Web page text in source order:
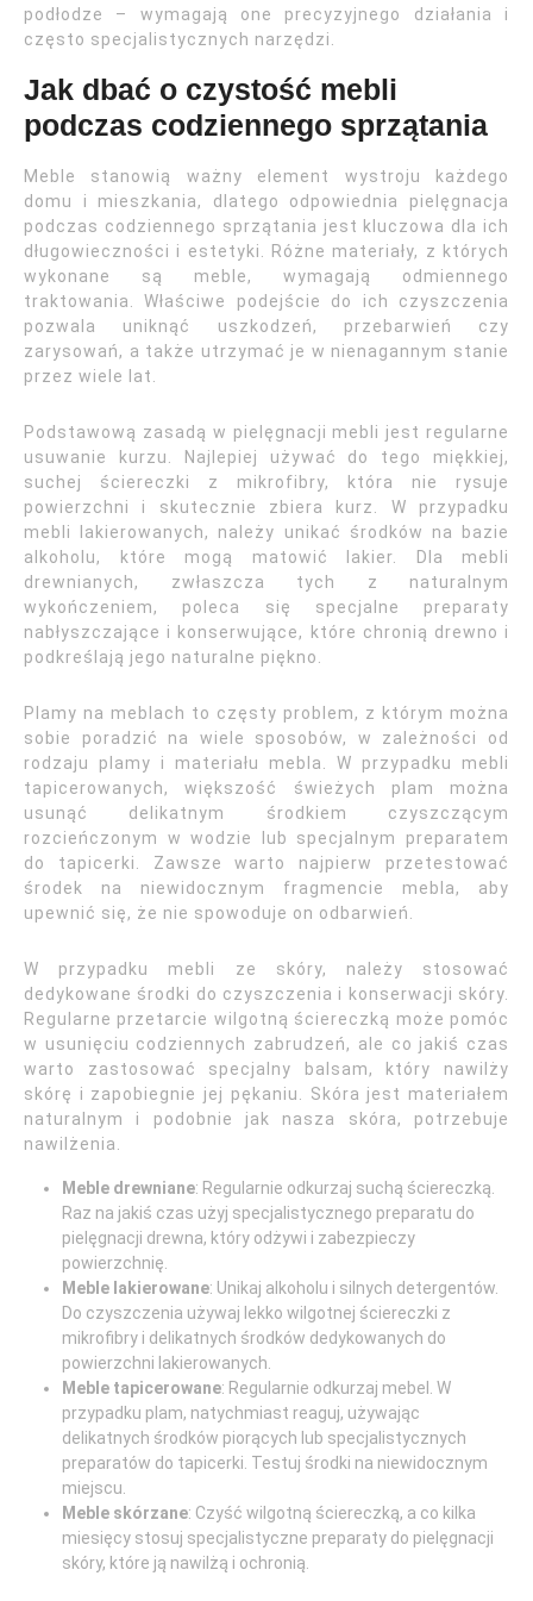
podłodze – wymagają one precyzyjnego działania i
często specjalistycznych narzędzi.
Jak dbać o czystość mebli
podczas codziennego sprzątania
Meble stanowią ważny element wystroju każdego
domu i mieszkania, dlatego odpowiednia pielęgnacja
podczas codziennego sprzątania jest kluczowa dla ich
długowieczności i estetyki. Różne materiały, z których
wykonane są meble, wymagają odmiennego
traktowania. Właściwe podejście do ich czyszczenia
pozwala uniknąć uszkodzeń, przebarwień czy
zarysowań, a także utrzymać je w nienagannym stanie
przez wiele lat.
Podstawową zasadą w pielęgnacji mebli jest regularne
usuwanie kurzu. Najlepiej używać do tego miękkiej,
suchej ściereczki z mikrofibry, która nie rysuje
powierzchni i skutecznie zbiera kurz. W przypadku
mebli lakierowanych, należy unikać środków na bazie
alkoholu, które mogą matowić lakier. Dla mebli
drewnianych, zwłaszcza tych z naturalnym
wykończeniem, poleca się specjalne preparaty
nabłyszczające i konserwujące, które chronią drewno i
podkreślają jego naturalne piękno.
Plamy na meblach to częsty problem, z którym można
sobie poradzić na wiele sposobów, w zależności od
rodzaju plamy i materiału mebla. W przypadku mebli
tapicerowanych, większość świeżych plam można
usunąć delikatnym środkiem czyszczącym
rozcieńczonym w wodzie lub specjalnym preparatem
do tapicerki. Zawsze warto najpierw przetestować
środek na niewidocznym fragmencie mebla, aby
upewnić się, że nie spowoduje on odbarwień.
W przypadku mebli ze skóry, należy stosować
dedykowane środki do czyszczenia i konserwacji skóry.
Regularne przetarcie wilgotną ściereczką może pomóc
w usunięciu codziennych zabrudzeń, ale co jakiś czas
warto zastosować specjalny balsam, który nawilży
skórę i zapobiegnie jej pękaniu. Skóra jest materiałem
naturalnym i podobnie jak nasza skóra, potrzebuje
nawilżenia.
Meble drewniane: Regularnie odkurzaj suchą ściereczką.
Raz na jakiś czas użyj specjalistycznego preparatu do
pielęgnacji drewna, który odżywi i zabezpieczy
powierzchnię.
Meble lakierowane: Unikaj alkoholu i silnych detergentów.
Do czyszczenia używaj lekko wilgotnej ściereczki z
mikrofibry i delikatnych środków dedykowanych do
powierzchni lakierowanych.
Meble tapicerowane: Regularnie odkurzaj mebel. W
przypadku plam, natychmiast reaguj, używając
delikatnych środków piorących lub specjalistycznych
preparatów do tapicerki. Testuj środki na niewidocznym
miejscu.
Meble skórzane: Czyść wilgotną ściereczką, a co kilka
miesięcy stosuj specjalistyczne preparaty do pielęgnacji
skóry, które ją nawilżą i ochronią.